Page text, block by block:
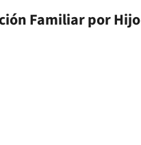
Familiar por Hijo